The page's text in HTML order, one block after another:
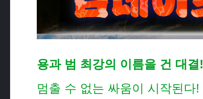
용과 범 최강의 이름을 건 대결!
멈출 수 없는 싸움이 시작된다!